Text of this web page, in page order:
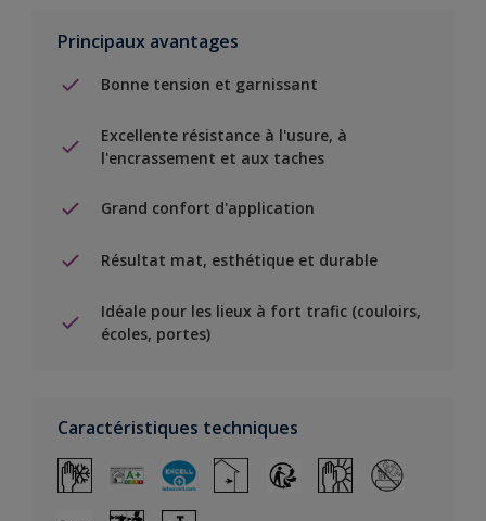
Principaux avantages
Bonne tension et garnissant
Excellente résistance à l'usure, à
l'encrassement et aux taches
Grand confort d'application
Résultat mat, esthétique et durable
Idéale pour les lieux à fort trafic (couloirs,
écoles, portes)
Caractéristiques techniques